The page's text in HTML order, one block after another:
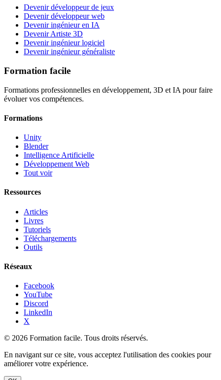
Devenir développeur de jeux
Devenir développeur web
Devenir ingénieur en IA
Devenir Artiste 3D
Devenir ingénieur logiciel
Devenir ingénieur généraliste
Formation facile
Formations professionnelles en développement, 3D et IA pour faire
évoluer vos compétences.
Formations
Unity
Blender
Intelligence Artificielle
Développement Web
Tout voir
Ressources
Articles
Livres
Tutoriels
Téléchargements
Outils
Réseaux
Facebook
YouTube
Discord
LinkedIn
X
© 2026 Formation facile. Tous droits réservés.
En navigant sur ce site, vous acceptez l'utilisation des cookies pour
améliorer votre expérience.